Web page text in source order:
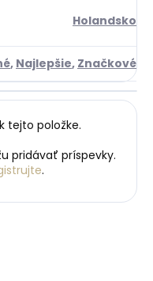
Holandsko
, Najlepšie, Značkové
tejto položke.
pridávať príspevky.
.